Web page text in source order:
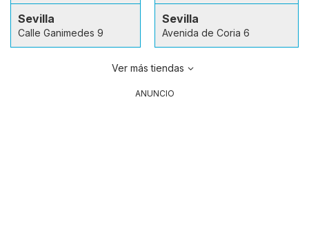
Sevilla
Calle Ganimedes 9
Sevilla
Avenida de Coria 6
Ver más tiendas
ANUNCIO